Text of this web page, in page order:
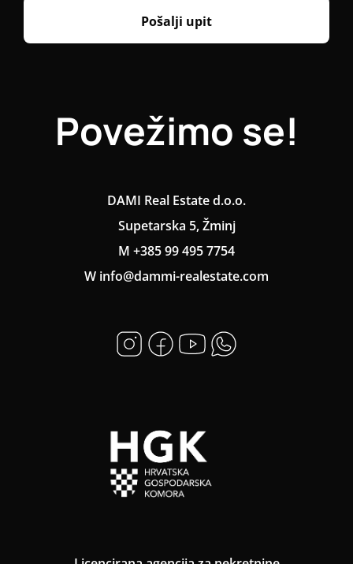
Povežimo se!
DAMI Real Estate d.o.o.
Supetarska 5, Žminj
M +385 99 495 7754
W info@dammi-realestate.com
Pošalji upit